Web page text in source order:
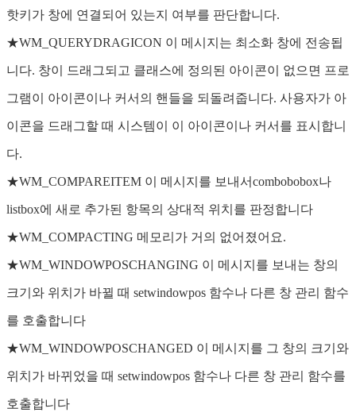
핫키가 창에 연결되어 있는지 여부를 판단합니다.
★WM_QUERYDRAGICON 이 메시지는 최소화 창에 전송됩
니다. 창이 드래그되고 클래스에 정의된 아이콘이 없으면 프로
그램이 아이콘이나 커서의 핸들을 되돌려줍니다. 사용자가 아
이콘을 드래그할 때 시스템이 이 아이콘이나 커서를 표시합니
다.
★WM_COMPAREITEM 이 메시지를 보내서combobobox나
listbox에 새로 추가된 항목의 상대적 위치를 판정합니다
★WM_COMPACTING 메모리가 거의 없어졌어요.
★WM_WINDOWPOSCHANGING 이 메시지를 보내는 창의
크기와 위치가 바뀔 때 setwindowpos 함수나 다른 창 관리 함수
를 호출합니다
★WM_WINDOWPOSCHANGED 이 메시지를 그 창의 크기와
위치가 바뀌었을 때 setwindowpos 함수나 다른 창 관리 함수를
호출합니다